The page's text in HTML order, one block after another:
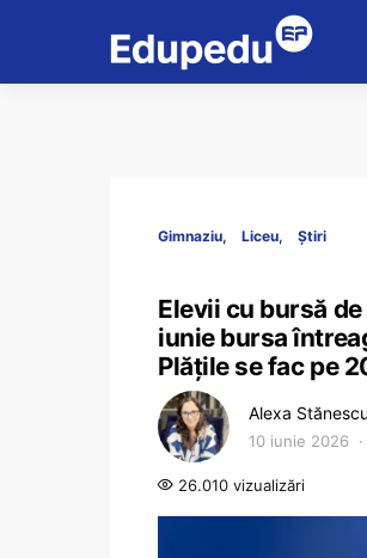
Gimnaziu Liceu Știri
Elevii cu bursă
iunie bursa
Plățile se fac pe
Alexa Stănescu
10 iunie 2026
26.010 vizualizări